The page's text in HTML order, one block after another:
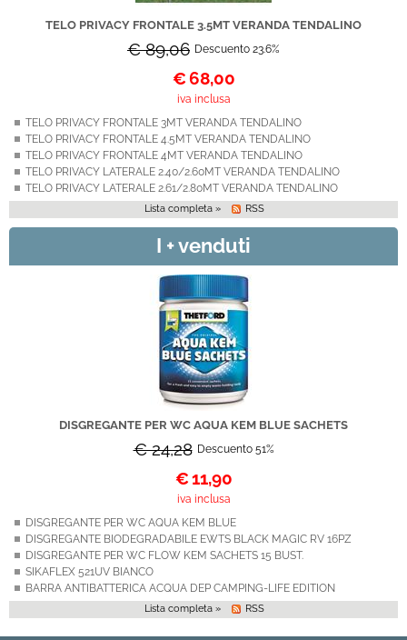
TELO PRIVACY FRONTALE 3.5MT VERANDA TENDALINO
€ 89,06 Descuento 23.6%
€68,00
iva inclusa
TELO PRIVACY FRONTALE 3MT VERANDA TENDALINO
TELO PRIVACY FRONTALE 4.5MT VERANDA TENDALINO
TELO PRIVACY FRONTALE 4MT VERANDA TENDALINO
TELO PRIVACY LATERALE 2.40/2.60MT VERANDA TENDALINO
TELO PRIVACY LATERALE 2.61/2.80MT VERANDA TENDALINO
Lista completa » RSS
I + venduti
DISGREGANTE PER WC AQUA KEM BLUE SACHETS
€ 24,28 Descuento 51%
€11,90
iva inclusa
DISGREGANTE PER WC AQUA KEM BLUE
DISGREGANTE BIODEGRADABILE EWTS BLACK MAGIC RV 16PZ
DISGREGANTE PER WC FLOW KEM SACHETS 15 BUST.
SIKAFLEX 521UV BIANCO
BARRA ANTIBATTERICA ACQUA DEP CAMPING-LIFE EDITION
Lista completa » RSS